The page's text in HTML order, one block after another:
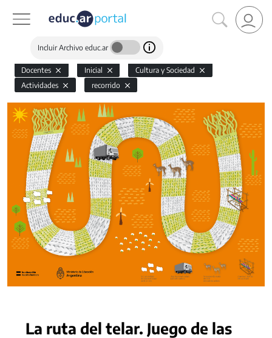
Incluir Archivo educ.ar
Docentes Inicial
Cultura y Sociedad
Actividades
recorrido
La ruta del telar. Juego de las